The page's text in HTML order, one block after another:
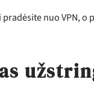
nuo VPN,